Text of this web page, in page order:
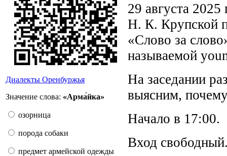
Диалекты Оренбуржья
Значение слова: «Арма́йка»
озорница
порода собаки
предмет армейской одежды
29 августа 2025
Н. К. Крупской
«Слово за
называемой
На заседании
выясним,
Начало в 17:00.
Вход